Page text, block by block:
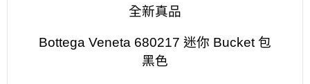
全新真品
Bottega Veneta 680217 迷你 Bucket 包
黑色